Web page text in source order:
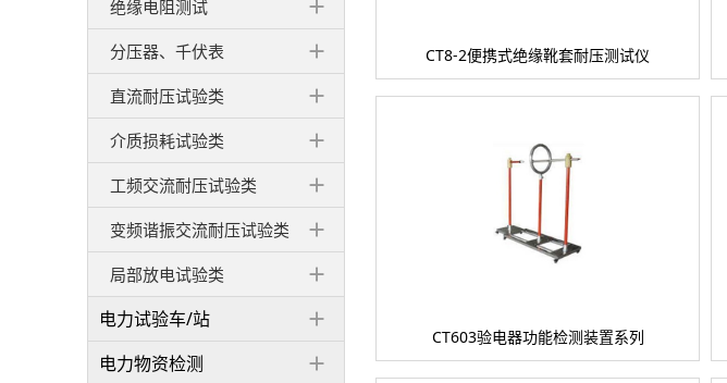
绝缘电阻测试
分压器、千伏表
直流耐压试验类
介质损耗试验类
工频交流耐压试验类
变频谐振交流耐压试验类
局部放电试验类
电力试验车/站
电力物资检测
CT8-2便携式绝缘靴套耐压测试仪
CT603验电器功能检测装置系列